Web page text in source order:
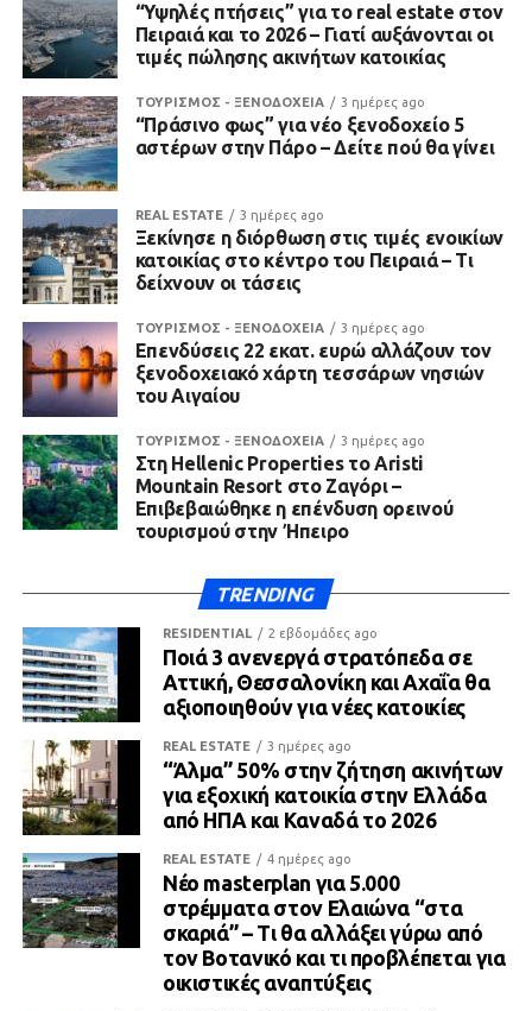
“Υψηλές πτήσεις” για το real estate στον
Πειραιά και το 2026 – Γιατί αυξάνονται οι
τιμές πώλησης ακινήτων κατοικίας
ΤΟΥΡΙΣΜΟΣ - ΞΕΝΟΔΟΧΕΙΑ 3 ημέρες ago
“Πράσινο φως” για νέο ξενοδοχείο 5
αστέρων στην Πάρο – Δείτε πού θα γίνει
REAL ESTATE 3 ημέρες ago
Ξεκίνησε η διόρθωση στις τιμές ενοικίων
κατοικίας στο κέντρο του Πειραιά – Τι
δείχνουν οι τάσεις
ΤΟΥΡΙΣΜΟΣ - ΞΕΝΟΔΟΧΕΙΑ 3 ημέρες ago
Επενδύσεις 22 εκατ. ευρώ αλλάζουν τον
ξενοδοχειακό χάρτη τεσσάρων νησιών
του Αιγαίου
ΤΟΥΡΙΣΜΟΣ - ΞΕΝΟΔΟΧΕΙΑ 3 ημέρες ago
Στη Hellenic Properties το Aristi
Mountain Resort στο Ζαγόρι –
Επιβεβαιώθηκε η επένδυση ορεινού
τουρισμού στην Ήπειρο
TRENDING
RESIDENTIAL 2 εβδομάδες ago
Ποιά 3 ανενεργά στρατόπεδα σε
Αττική, Θεσσαλονίκη και Αχαΐα θα
αξιοποιηθούν για νέες κατοικίες
REAL ESTATE 3 ημέρες ago
“Άλμα” 50% στην ζήτηση ακινήτων
για εξοχική κατοικία στην Ελλάδα
από ΗΠΑ και Καναδά το 2026
REAL ESTATE 4 ημέρες ago
Νέο masterplan για 5.000
στρέμματα στον Ελαιώνα “στα
σκαριά” – Τι θα αλλάξει γύρω από
τον Βοτανικό και τι προβλέπεται για
οικιστικές αναπτύξεις